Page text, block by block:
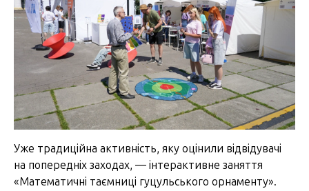
Уже традиційна активність, яку оцінили відвідувачі
на попередніх заходах, — інтерактивне заняття
«Математичні таємниці гуцульського орнаменту».